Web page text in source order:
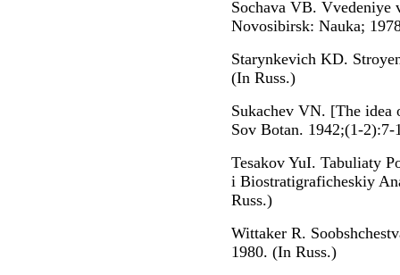
Sochava VB. Vvedeniye
Novosibirsk: Nauka;
Starynkevich KD.
(In Russ.)
Sukachev VN. [The idea
Sov Botan. 1942;(1-2):7-
Tesakov YuI. Tabuliaty
i Biostratigraficheskiy
Russ.)
Wittaker R.
1980. (In Russ.)